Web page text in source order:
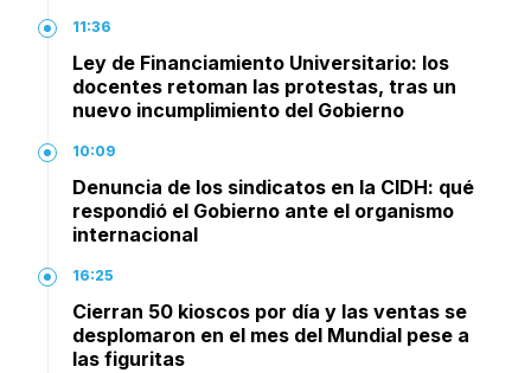
11:36
Ley de Financiamiento Universitario: los
docentes retoman las protestas, tras un
nuevo incumplimiento del Gobierno
10:09
Denuncia de los sindicatos en la CIDH: qué
respondió el Gobierno ante el organismo
internacional
16:25
Cierran 50 kioscos por día y las ventas se
desplomaron en el mes del Mundial pese a
las figuritas